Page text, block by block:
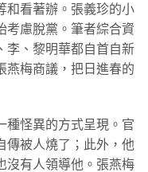
和看著辦。張義珍的小
考慮脫黨。筆者綜合資
李、黎明華都自首自新
燕梅商議，把日進春的
種怪異的方式呈現。官
傳被人燒了；此外，他
沒有人領導他。張燕梅